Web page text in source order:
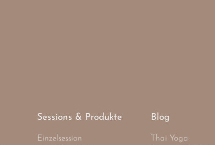
Sessions & Produkte
Einzelsession
Blog
Thai Yoga